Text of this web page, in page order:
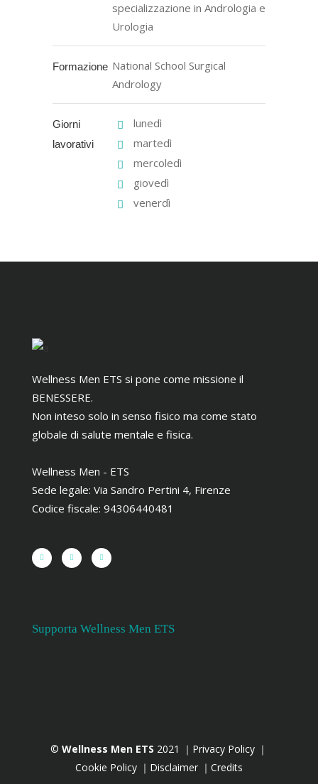
specializzazione in Andrologia e
Urologia
Formazione National School Surgical
Andrology
Giorni
lavorativi
lunedì
martedì
mercoledì
giovedì
venerdì
Wellness Men ETS si pone come missione il
BENESSERE.
Non inteso solo in senso fisico ma come stato
globale di salute mentale e fisica.
Wellness Men - ETS
Sede legale: Via Sandro Pertini 4, Firenze
Codice fiscale: 94306440481
Supporta Wellness Men ETS
© Wellness Men ETS 2021 ｜Privacy Policy ｜
Cookie Policy ｜ Disclaimer ｜ Credits